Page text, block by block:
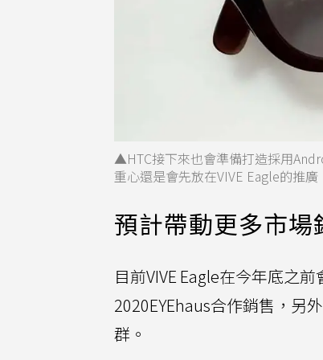
▲HTC接下來也會準備打造採用
重心還是會先放在VIVE Eagle的推廣
預計帶動更多市
目前VIVE Eagle在今年底之
2020EYEhaus合作銷售，另
群。